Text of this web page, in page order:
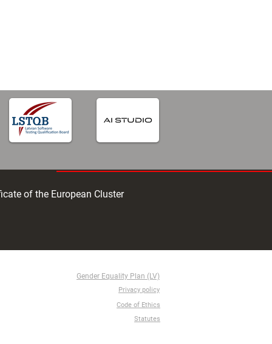
of the European Cluster
Gender Equality Plan (LV)
Privacy policy
Code of Ethics
Statutes